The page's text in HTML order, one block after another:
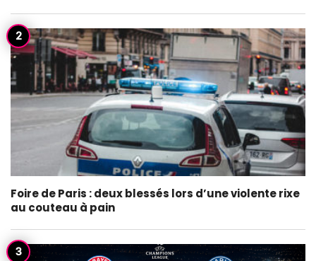
Foire de Paris : deux blessés lors d’une violente rixe
au couteau à pain